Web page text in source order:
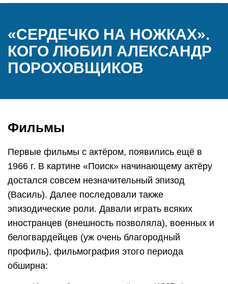
«СЕРДЕЧКО НА НОЖКАХ».
КОГО ЛЮБИЛ АЛЕКСАНДР
ПОРОХОВЩИКОВ
Фильмы
Первые фильмы с актёром, появились ещё в
1966 г. В картине «Поиск» начинающему актёру
достался совсем незначительный эпизод
(Василь). Далее последовали также
эпизодические роли. Давали играть всяких
иностранцев (внешность позволяла), военных и
белогвардейцев (уж очень благородный
профиль), фильмография этого периода
обширна: